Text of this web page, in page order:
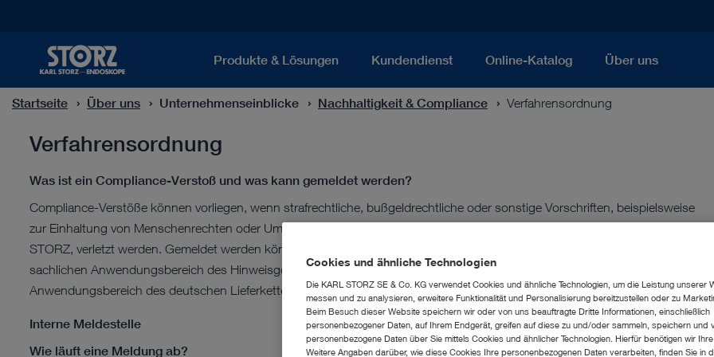
Produkte & Lösungen Kundendienst Online-Katalog Über uns
Startseite Über uns Unternehmenseinblicke Nachhaltigkeit & Compliance Verfahrensordnung
Verfahrensordnung
Was ist ein Compliance-Verstoß und was kann gemeldet werden?
Compliance-Verstöße können vorliegen, wenn strafrechtliche, bußgeldrechtliche oder sonstige Vorschriften, beispielsweise
zur Einhaltung von Menschenrechten oder Umweltvorschriften in Zusammenhang mit der Geschäftstätigkeit von KARL
STORZ, verletzt werden. Gemeldet werden können insbesondere tatsächliche oder mögliche Verstöße gegen Gesetze im
sachlichen Anwendungsbereich des Hinweisgeberschutzgesetzes sowie Verletzungen und Risiken im sachlichen
Anwendungsbereich des deutschen Lieferkettensorgfaltspflichtengesetzes.
Interne Meldestelle
Wie läuft eine Meldung ab?
Cookies und ähnliche Technologien
Die KARL STORZ SE & Co. KG verwendet Cookies und ähnliche Technologien, um die Leistung unserer
messen und zu analysieren, erweitere Funktionalität und Personalisierung bereitzustellen oder zu
Beim Besuch dieser Website speichern wir oder von uns beauftragte Dritte Informationen, einschließlich
personenbezogener Daten, auf Ihrem Endgerät, greifen auf diese zu und/oder sammeln, speichern und
personenbezogene Daten über Sie mittels Cookies und ähnlicher Technologien. Hierfür benötigen wir Ihre
Weitere Angaben darüber, wie diese Cookies Ihre personenbezogenen Daten verarbeiten, finden Sie in